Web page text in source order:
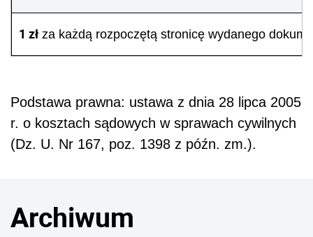
1 zł za każdą rozpoczętą stronicę wydanego
Podstawa prawna: ustawa z dnia 28 lipca 2005
r. o kosztach sądowych w sprawach cywilnych
(Dz. U. Nr 167, poz. 1398 z późn. zm.).
Archiwum